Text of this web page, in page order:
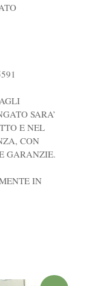
SARA’
E NEL
CON
GARANZIE.
IN